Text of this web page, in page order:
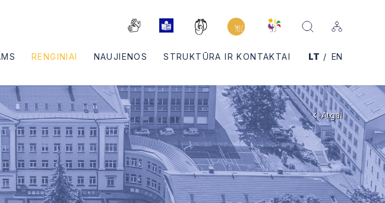
RENGINIAI NAUJIENOS STRUKTŪRA IR KONTAKTAI LT EN
Atgal